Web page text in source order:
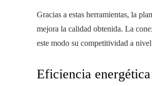
Gracias a estas herramientas, la
mejora la calidad obtenida. La
este modo su competitividad a
Eficiencia